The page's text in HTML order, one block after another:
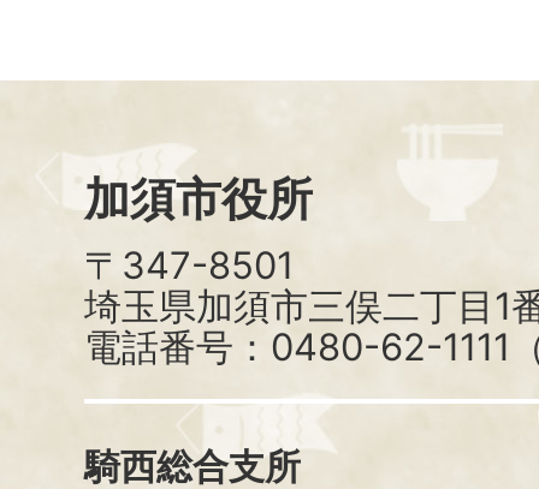
加須市役所
〒347-8501
埼玉県加須市三俣二丁目1
電話番号：0480-62-1111
騎西総合支所